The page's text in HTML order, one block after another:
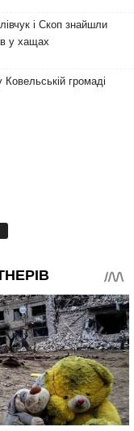
і Скоп знайшли
у хащах
громаді